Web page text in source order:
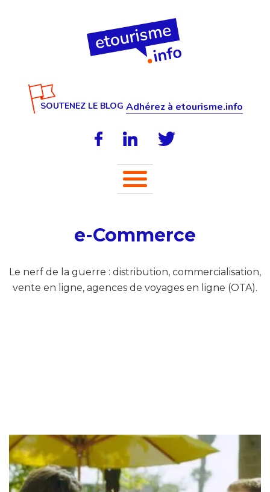
SOUTENEZ LE BLOG Adhérez à etourisme.info
e-Commerce
Le nerf de la guerre : distribution, commercialisation,
vente en ligne, agences de voyages en ligne (OTA).